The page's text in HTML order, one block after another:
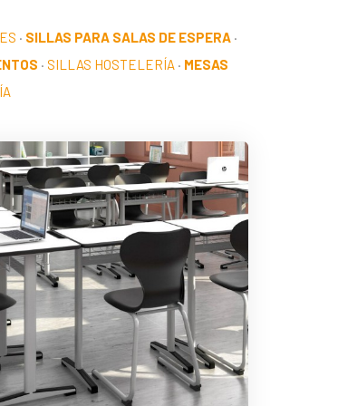
· SILLAS PARA SALAS DE ESPERA·
· SILLAS HOSTELERÍA · MESAS